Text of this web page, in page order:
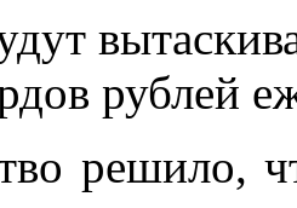
рублей
решило,